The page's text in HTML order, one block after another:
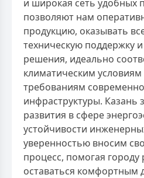
и широкая сеть удобных
позволяют нам
продукцию, оказывать
техническую поддержку
решения, идеально
климатическим
требованиям
инфраструктуры. Казань
развития в сфере
устойчивости
уверенностью вносим
процесс, помогая городу
оставаться комфортным